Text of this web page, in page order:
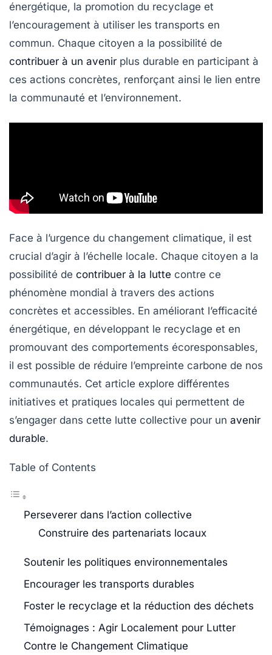
énergétique, la promotion du recyclage et
l’encouragement à utiliser les transports en
commun. Chaque citoyen a la possibilité de
contribuer à un avenir plus durable en participant à
ces actions concrètes, renforçant ainsi le lien entre
la communauté et l’environnement.
Face à l’urgence du changement climatique, il est
crucial d’agir à l’échelle locale. Chaque citoyen a la
possibilité de contribuer à la lutte contre ce
phénomène mondial à travers des actions
concrètes et accessibles. En améliorant l’efficacité
énergétique, en développant le recyclage et en
promouvant des comportements écoresponsables,
il est possible de réduire l’empreinte carbone de nos
communautés. Cet article explore différentes
initiatives et pratiques locales qui permettent de
s’engager dans cette lutte collective pour un avenir
durable.
Table of Contents
Perseverer dans l’action collective
Construire des partenariats locaux
Soutenir les politiques environnementales
Encourager les transports durables
Foster le recyclage et la réduction des déchets
Témoignages : Agir Localement pour Lutter
Contre le Changement Climatique